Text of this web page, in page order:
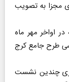
مجزا به تصویب
اواخر مهر ماه
طرح جامع کرج
چندین نشست